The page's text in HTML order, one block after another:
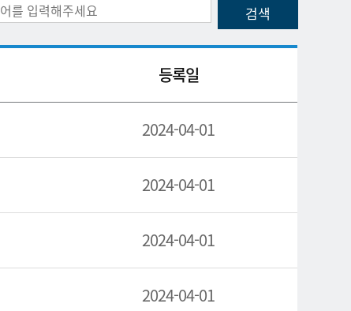
등록일
2024-04-01
2024-04-01
2024-04-01
2024-04-01